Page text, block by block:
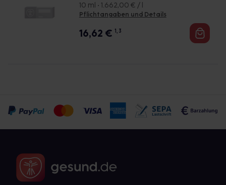
10 ml • 1.662,00 € / l
Pflichtangaben und Details
16,62 € 1, 3